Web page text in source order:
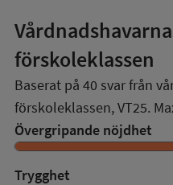
förskoleklassen
Baserat på 40 svar från
förskoleklassen,VT25.
Övergripande nöjdhet
Trygghet